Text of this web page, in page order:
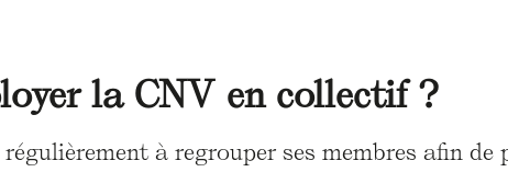
la CNV en collectif ?
à regrouper ses membres afin